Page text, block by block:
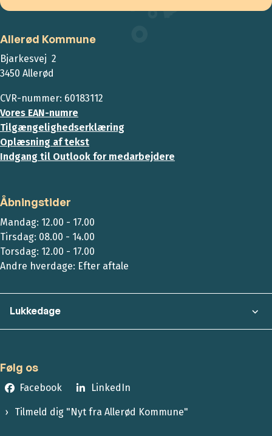
Allerød Kommune
Bjarkesvej 2
3450 Allerød
CVR-nummer: 60183112
Vores EAN-numre
Tilgængelighedserklæring
Oplæsning af tekst
Indgang til Outlook for medarbejdere
Åbningstider
Mandag: 12.00 - 17.00
Tirsdag: 08.00 - 14.00
Torsdag: 12.00 - 17.00
Andre hverdage: Efter aftale
Lukkedage
Følg os
Facebook LinkedIn
Tilmeld dig "Nyt fra Allerød Kommune"